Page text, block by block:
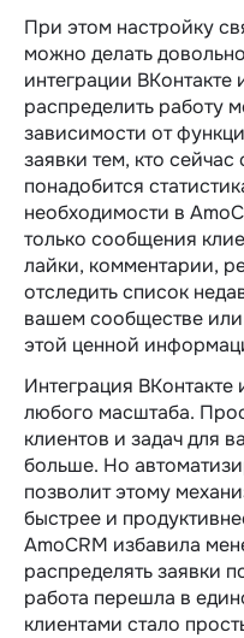
При этом настройку
можно делать
интеграции ВКонтакте
распределить работу
зависимости от
заявки тем, кто
понадобится
необходимости в
только сообщения
лайки, комментарии,
отследить список
вашем сообществе
этой ценной
Интеграция ВКонтакте
любого масштаба.
клиентов и задач для
больше. Но
позволит этому
быстрее и
AmoCRM избавила
распределять заявки
работа перешла в
клиентами стало